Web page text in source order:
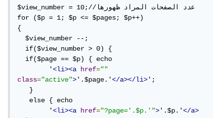
$view_number = 10;//عدد الصفحات المراد ظهورها
for ($p = 1; $p <= $pages; $p++)
{
  $view_number --;
  if($view_number > 0) {
  if($page == $p) { echo
        '
<li><a href=""
class="active">'.$page.'</a></li>';
   }
   else { echo
        '
<li><a href="?page='.$p.'">'.$p.'</a>